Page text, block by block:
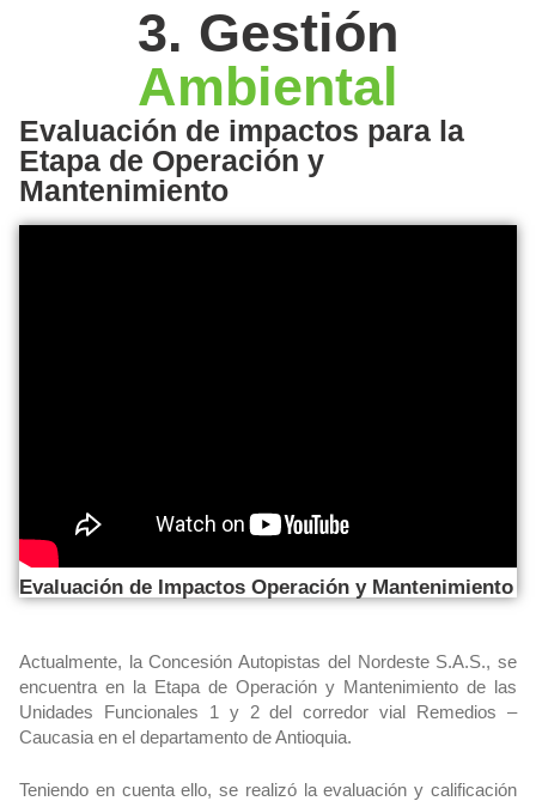
3. Gestión
Ambiental
Evaluación de impactos para la
Etapa de Operación y
Mantenimiento
Evaluación de Impactos Operación y Mantenimiento
Actualmente, la Concesión Autopistas del Nordeste S.A.S., se
encuentra en la Etapa de Operación y Mantenimiento de las
Unidades Funcionales 1 y 2 del corredor vial Remedios –
Caucasia en el departamento de Antioquia.
Teniendo en cuenta ello, se realizó la evaluación y calificación